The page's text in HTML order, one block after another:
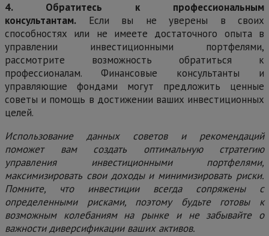
4. Обратитесь к профессиональным
консультантам. Если вы не уверены в своих
способностях или не имеете достаточного опыта в
управлении инвестиционными портфелями,
рассмотрите возможность обратиться к
профессионалам. Финансовые консультанты и
управляющие фондами могут предложить ценные
советы и помощь в достижении ваших инвестиционных
целей.
Использование данных советов и рекомендаций
поможет вам создать оптимальную стратегию
управления инвестиционными портфелями,
максимизировать свои доходы и минимизировать риски.
Помните, что инвестиции всегда сопряжены с
определенными рисками, поэтому будьте готовы к
возможным колебаниям на рынке и не забывайте о
важности диверсификации ваших активов.